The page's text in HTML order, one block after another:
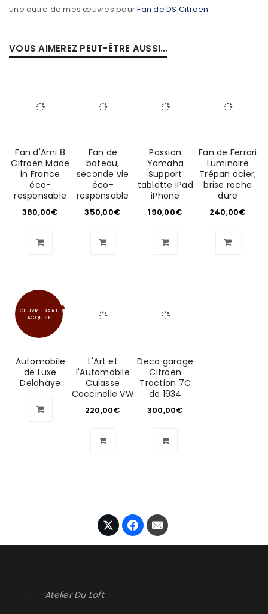
une autre de mes œuvres pourFan de DS Citroën
VOUS AIMEREZ PEUT-ÊTRE AUSSI…
Fan d'Ami 8
Citroën Made
in France
éco-
responsable
380,00€
Fan de
bateau,
seconde vie
éco-
responsable
350,00€
Passion
Yamaha
Support
tablette iPad
iPhone
190,00€
Fan de Ferrari
Luminaire
Trépan acier,
brise roche
dure
240,00€
OEUVRE D'ART
ACQUISE
Automobile
de Luxe
Delahaye
L'Art et
l'Automobile
Culasse
Coccinelle VW
220,00€
Deco garage
Citroën
Traction 7C
de 1934
300,00€
Atelier Du Loft